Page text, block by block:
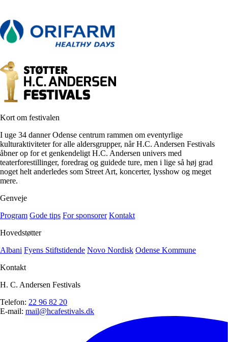
Kort om festivalen
I uge 34 danner Odense centrum rammen om eventyrlige
kulturaktiviteter for alle aldersgrupper, når H.C. Andersen Festivals
åbner op for et genkendeligt H.C. Andersen univers med
teaterforestillinger, foredrag og guidede ture, men i lige så høj grad
noget helt anderledes som Street Art, koncerter, lysshow og meget
mere.
Genveje
Program Gode tips For sponsorer Kontakt
Hovedstøtter
Albani Fyens Stiftstidende Novo Nordisk Odense Kommune
Kontakt
H. C. Andersen Festivals
Telefon: 22 96 82 20
E-mail: mail@hcafestivals.dk